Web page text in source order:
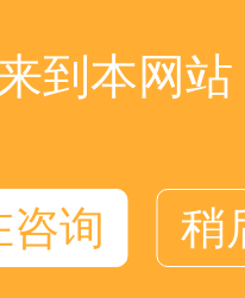
到本网
咨询 稍